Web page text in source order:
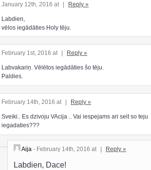
January 12th, 2016 at | Reply »
Labdien,
vēlos iegādāties Holy tēju.
February 1st, 2016 at Reply »
Labvakariņ. Vēlētos iegādāties šo tēju.
Paldies.
February 14th, 2016 at Reply »
Sveiki.. Es dzivoju VAcija .. Vai iespejams ari seit so teju
iegadaties???
Aija - February 14th, 2016 at | Reply »
Labdien, Dace!